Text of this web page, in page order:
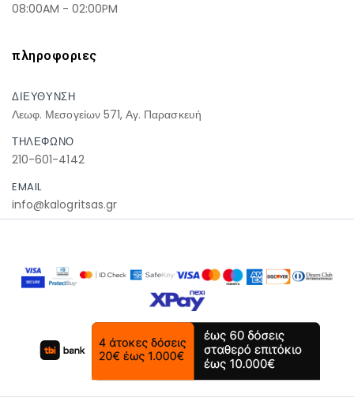
08:00AM - 02:00PM
πληροφοριες
ΔΙΕΥΘΥΝΣΗ
Λεωφ. Μεσογείων 571, Αγ. Παρασκευή
ΤΗΛΕΦΩΝΟ
210-601-4142
EMAIL
info@kalogritsas.gr